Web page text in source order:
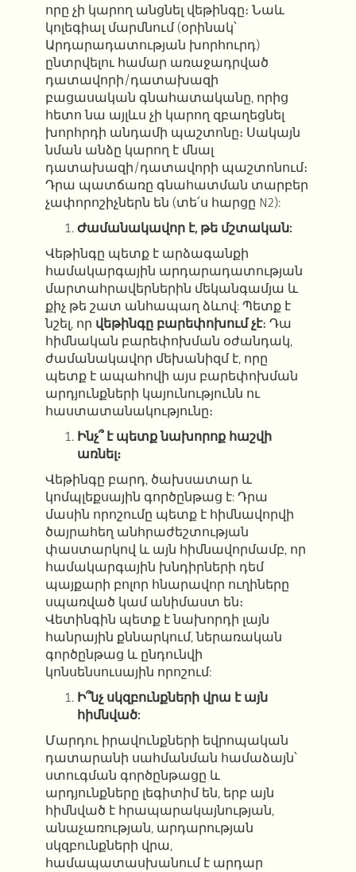
որը չի կարող անցնել վեթինգը։ Նաև
կոլեգիալ մարմնում (օրինակ՝
Արդարադատության խորհուրդ)
ընտրվելու համար առաջադրված
դատավորի/դատախազի
բացասական գնահատականը, որից
հետո նա այլևս չի կարող զբաղեցնել
խորհրդի անդամի պաշտոնը։ Սակայն
նման անձը կարող է մնալ
դատախազի/դատավորի պաշտոնում։
Դրա պատճառը գնահատման տարբեր
չափորոշիչներն են (տե՛ս հարցը N2):
Ժամանակավոր է, թե մշտական:
Վեթինգը պետք է արձագանքի
համակարգային արդարադատության
մարտահրավերներին մեկանգամյա և
քիչ թե շատ անհապաղ ձևով: Պետք է
նշել, որ վեթինգը բարեփոխում չէ։ Դա
հիմնական բարեփոխման օժանդակ,
ժամանակավոր մեխանիզմ է, որը
պետք է ապահովի այս բարեփոխման
արդյունքների կայունությունն ու
հաստատանակությունը։
Ինչ՞ է պետք նախորոք հաշվի
առնել։
Վեթինգը բարդ, ծախսատար և
կոմպլեքսային գործընթաց է: Դրա
մասին որոշումը պետք է հիմնավորվի
ծայրահեղ անհրաժեշտության
փաստարկով և այն հիմնավորմամբ, որ
համակարգային խնդիրների դեմ
պայքարի բոլոր հնարավոր ուղիները
սպառված կամ անիմաստ են։
Վետինգին պետք է նախորդի լայն
հանրային քննարկում, ներառական
գործընթաց և ընդունվի
կոնսենսուսային որոշում:
Ի՞նչ սկզբունքների վրա է այն
հիմնված:
Մարդու իրավունքների եվրոպական
դատարանի սահմանման համաձայն՝
ստուգման գործընթացը և
արդյունքները լեգիտիմ են, երբ այն
հիմնված է հրապարակայնության,
անաչառության, արդարության
սկզբունքների վրա,
համապատասխանում է արդար